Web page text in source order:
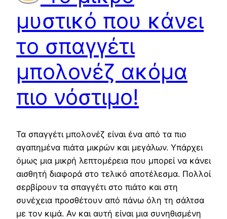
μυστικό που κάνει
το σπαγγέτι
μπολονέζ ακόμα
πιο νόστιμο!
Τα σπαγγέτι μπολονέζ είναι ένα από τα πιο
αγαπημένα πιάτα μικρών και μεγάλων. Υπάρχει
όμως μια μικρή λεπτομέρεια που μπορεί να κάνει
αισθητή διαφορά στο τελικό αποτέλεσμα. Πολλοί
σερβίρουν τα σπαγγέτι στο πιάτο και στη
συνέχεια προσθέτουν από πάνω όλη τη σάλτσα
με τον κιμά. Αν και αυτή είναι μια συνηθισμένη